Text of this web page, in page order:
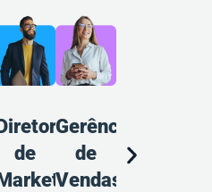
de
Gerência
de
Vendas
de